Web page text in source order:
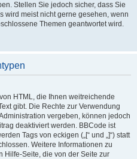
Stellen Sie jedoch sicher, dass Sie
wird meist nicht gerne gesehen, wenn
Themen geantwortet wird.
HTML, die Ihnen weitreichende
gibt. Die Rechte zur Verwendung
vergeben, können jedoch
deaktiviert werden. BBCode ist
Tags von eckigen („[“ und „]“) statt
Weitere Informationen zu
Hilfe-Seite, die von der Seite zur